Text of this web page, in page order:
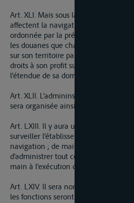
Art. XLI. Mais sous la dénomination
affectent la navigation du Rhin et
ordonnée par la présente convention,
les douanes que chaque état a la
sur son territoire particulier, et dans
droits à son profit sur les
l’étendue de sa domination et qui en
Art. XLII. L’admininstation génénrale
sera organisée ainsi qu’il suit.
Art. LXIII. Il y aura un directeur
surveiller l’établissement et la
navigation ; de maintenir l’uniformité
d’administrer tout ce qui se rapporte
main à l’exécution de la présente
Art. LXIV. Il sera nommé quatre
les fonctions seront :